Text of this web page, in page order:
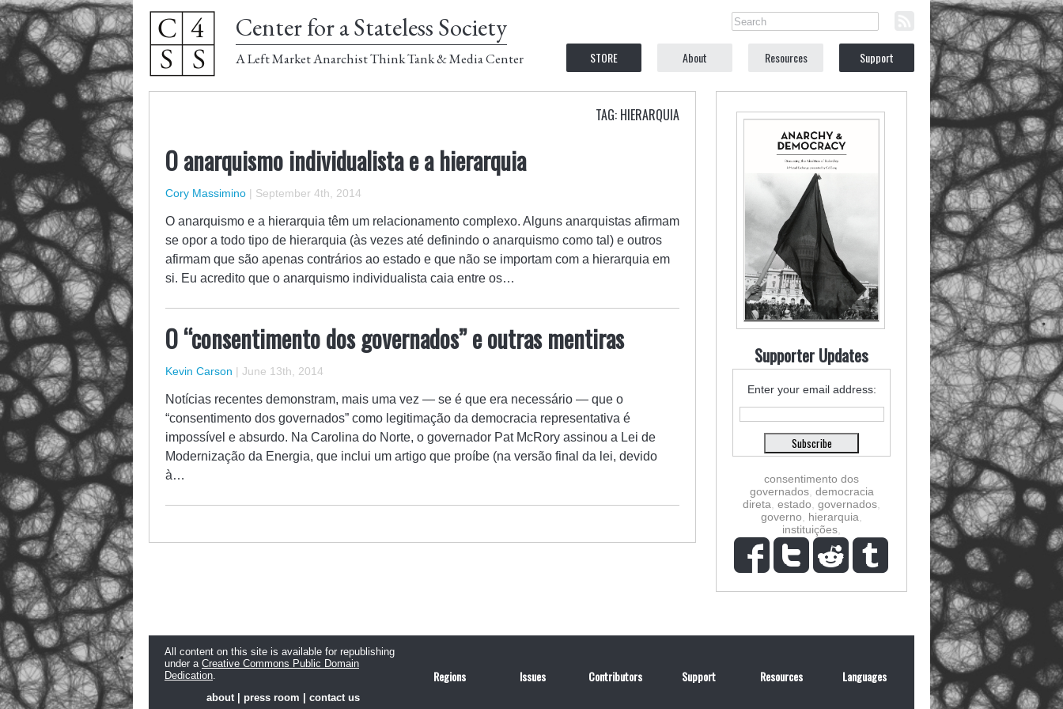
Center for a Stateless Society
A Left Market Anarchist Think Tank & Media Center STORE About Resources Support
TAG: HIERARQUIA
O anarquismo individualista e a hierarquia
Cory Massimino | September 4th, 2014
O anarquismo e a hierarquia têm um relacionamento complexo. Alguns anarquistas afirmam
se opor a todo tipo de hierarquia (às vezes até definindo o anarquismo como tal) e outros
afirmam que são apenas contrários ao estado e que não se importam com a hierarquia em
si. Eu acredito que o anarquismo individualista caia entre os…
O “consentimento dos governados” e outras mentiras
Kevin Carson | June 13th, 2014
Notícias recentes demonstram, mais uma vez — se é que era necessário — que o
“consentimento dos governados” como legitimação da democracia representativa é
impossível e absurdo. Na Carolina do Norte, o governador Pat McRory assinou a Lei de
Modernização da Energia, que inclui um artigo que proíbe (na versão final da lei, devido
à…
Supporter Updates
Enter your email address:
consentimento dos
governados, democracia
direta estado governados
governo
hierarquia
instituições
All content on this site is available for republishing
under a Creative Commons Public Domain
Dedication.
about| press room contact us
Regions Issues Contributors Support Resources Languages